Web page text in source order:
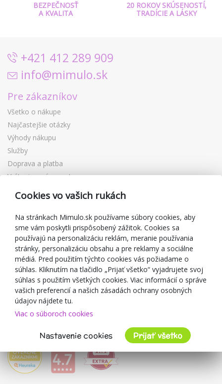
BEZPEČNOSŤ
A KVALITA
20 ROKOV SKÚSENOSTÍ,
TRADÍCIE A LÁSKY
+421 412 289 909
info@mimulo.sk
Pre zákazníkov
Všetko o nákupe
Najčastejšie otázky
Výhody nákupu
Služby
Doprava a platba
Vrátenie a výmena tovaru
Reklamácia
Zľavové kupóny
Blog
O predajcovi
Mimulo.sk
Obchodné podmienky
Ochrana osobných údajov GDPR
Kontakty
Spolupracujeme
Cookies vo vašich rukách
Na stránkach Mimulo.sk používame súbory cookies, aby
sme vám poskytli prispôsobený zážitok. Cookies sa
používajú na personalizáciu reklám, meranie používania
stránky, personalizáciu obsahu a pre reklamy a sociálne
médiá. Pred použitím týchto cookies vás požiadame o
súhlas. Kliknutím na tlačidlo „Prijať všetko“ vyjadrujete svoj
súhlas s použitím všetkých cookies. Viac informácií o správe
vašich preferencií a našich zásadách ochrany osobných
údajov nájdete tu.
Viac o súboroch cookies
Nastavenie cookies Prijať všetko